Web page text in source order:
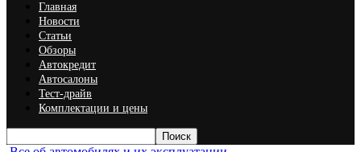
Главная
Новости
Статьи
Обзоры
Автокредит
Автосалоны
Тест-драйв
Комплектации и цены